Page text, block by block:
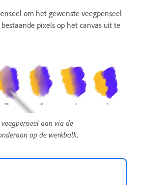
om het gewenste veegpenseel
pixels op het canvas uit te
aan via de
op de werkbalk.